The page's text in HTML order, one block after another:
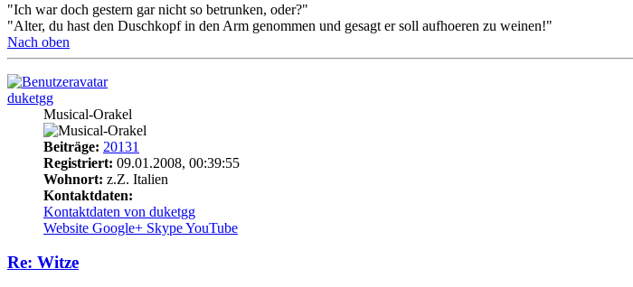
"Ich war doch gestern gar nicht so betrunken, oder?"
"Alter, du hast den Duschkopf in den Arm genommen und gesagt er soll aufhoeren zu weinen!"
Nach oben
duketgg
Musical-Orakel
Beiträge: 20131
Registriert: 09.01.2008, 00:39:55
Wohnort: z.Z. Italien
Kontaktdaten:
Kontaktdaten von duketgg
Website Google+ SkypeYouTube
Re: Witze